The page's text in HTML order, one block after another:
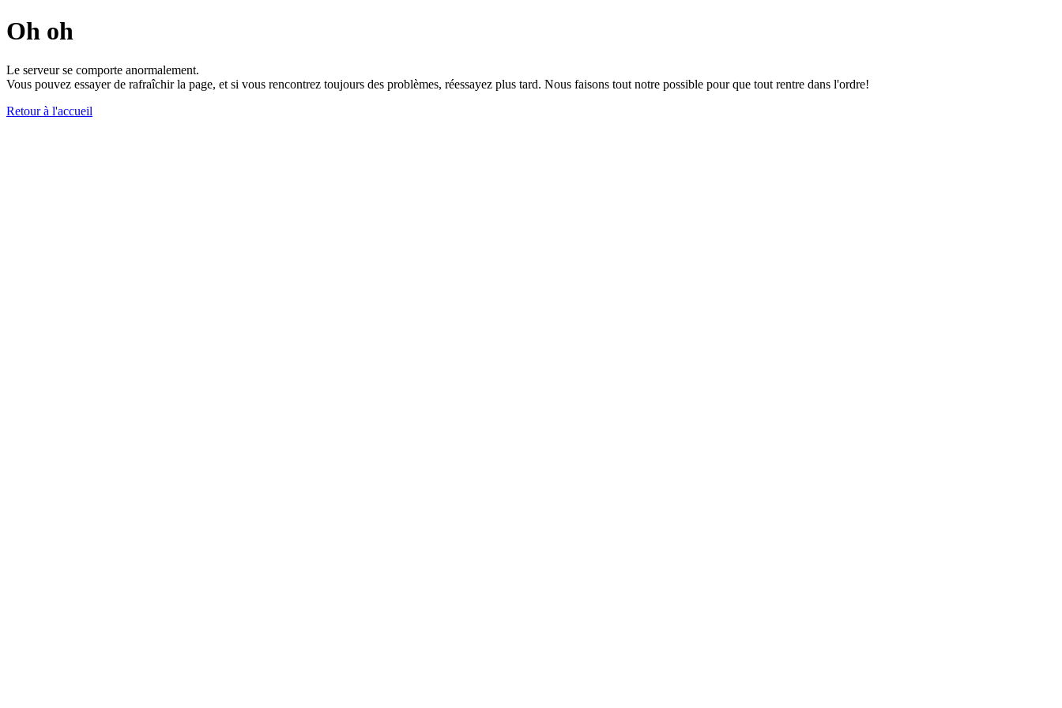
Oh oh
Le serveur se comporte anormalement.
Vous pouvez essayer de rafraîchir la page, et si vous rencontrez toujours des problèmes, réessayez plus tard. Nous faisons tout notre possible pour que tout rentre dans l'ordre!
Retour à l'accueil